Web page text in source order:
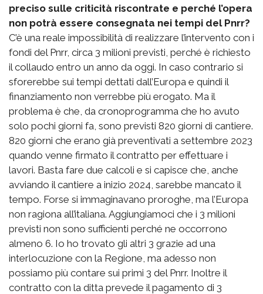
preciso sulle criticità riscontrate e perché l’opera
non potrà essere consegnata nei tempi del Pnrr?
C’è una reale impossibilità di realizzare l’intervento con i
fondi del Pnrr, circa 3 milioni previsti, perché è richiesto
il collaudo entro un anno da oggi. In caso contrario si
sforerebbe sui tempi dettati dall’Europa e quindi il
finanziamento non verrebbe più erogato. Ma il
problema è che, da cronoprogramma che ho avuto
solo pochi giorni fa, sono previsti 820 giorni di cantiere.
820 giorni che erano già preventivati a settembre 2023
quando venne firmato il contratto per effettuare i
lavori. Basta fare due calcoli e si capisce che, anche
avviando il cantiere a inizio 2024, sarebbe mancato il
tempo. Forse si immaginavano proroghe, ma l’Europa
non ragiona all’italiana. Aggiungiamoci che i 3 milioni
previsti non sono sufficienti perché ne occorrono
almeno 6. Io ho trovato gli altri 3 grazie ad una
interlocuzione con la Regione, ma adesso non
possiamo più contare sui primi 3 del Pnrr. Inoltre il
contratto con la ditta prevede il pagamento di 3